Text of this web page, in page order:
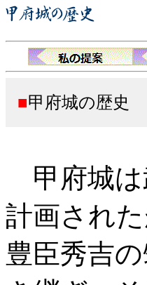
■甲府城の歴史
甲府城は
計画され
豊臣秀吉